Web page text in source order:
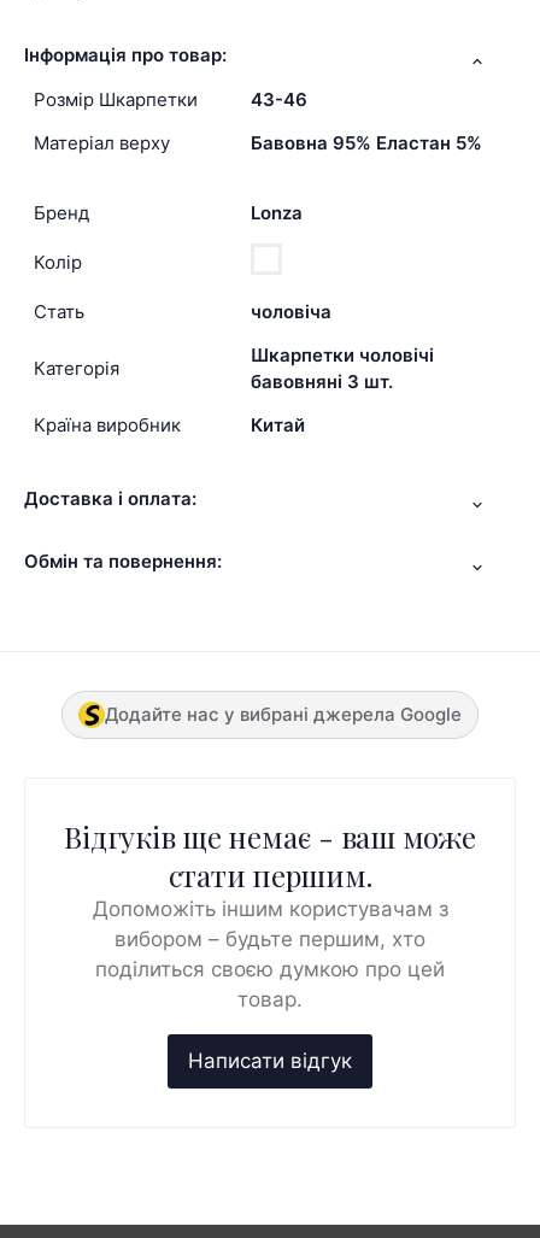
Інформація про товар:
Розмір Шкарпетки
43-46
Матеріал верху
Бавовна 95% Еластан 5%
Бренд Lonza
Колір
Стать чоловіча
Категорія
Шкарпетки чоловічі
бавовняні 3 шт.
Країна виробник
Китай
Доставка і оплата:
Обмін та повернення:
Додайте нас у вибрані джерела Google
Відгуків ще немає - ваш може
стати першим.
Допоможіть іншим користувачам з
вибором – будьте першим, хто
поділиться своєю думкою про цей
товар.